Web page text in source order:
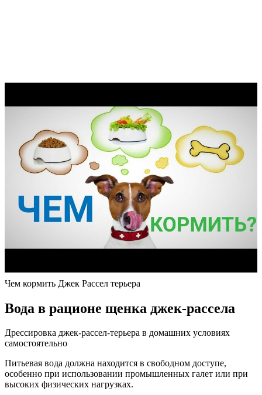
Чем кормить Джек Рассел терьера
Вода в рационе щенка джек-рассела
Дрессировка джек-рассел-терьера в домашних условиях
самостоятельно
Питьевая вода должна находится в свободном доступе,
особенно при использовании промышленных галет или при
высоких физических нагрузках.